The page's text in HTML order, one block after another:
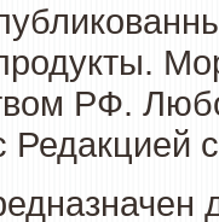
РФ.
Редакцией